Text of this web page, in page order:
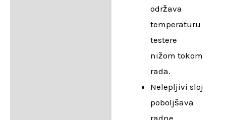
održava
temperaturu
testere
nižom tokom
rada.
Nelepljivi sloj
poboljšava
radne